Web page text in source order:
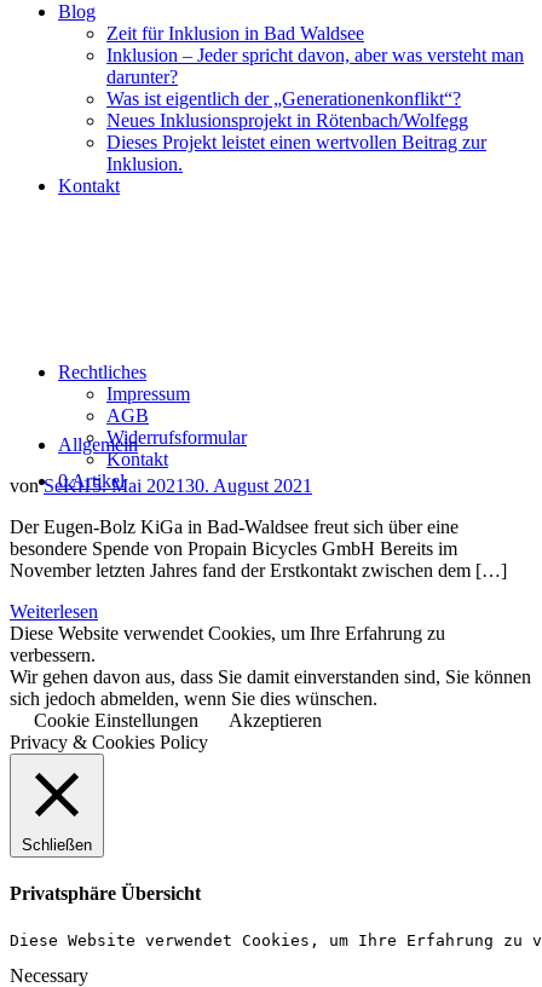
Blog
Zeit für Inklusion in Bad Waldsee
Inklusion – Jeder spricht davon, aber was versteht man
darunter?
Was ist eigentlich der „Generationenkonflikt“?
Neues Inklusionsprojekt in Rötenbach/Wolfegg
Dieses Projekt leistet einen wertvollen Beitrag zur
Inklusion.
Kontakt
Rechtliches
Impressum
AGB
Widerrufsformular
Kontakt
0 Artikel
Allgemein
vonSeKi15. Mai 202130. August 2021
Der Eugen-Bolz KiGa in Bad-Waldsee freut sich über eine
besondere Spende von Propain Bicycles GmbH Bereits im
November letzten Jahres fand der Erstkontakt zwischen dem […]
Weiterlesen
Diese Website verwendet Cookies, um Ihre Erfahrung zu
verbessern.
Wir gehen davon aus, dass Sie damit einverstanden sind, Sie können
sich jedoch abmelden, wenn Sie dies wünschen.
Cookie Einstellungen
Akzeptieren
Privacy & Cookies Policy
Schließen
Privatsphäre Übersicht
Diese Website verwendet Cookies, um Ihre Erfahrung
Necessary